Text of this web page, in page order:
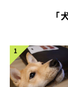
ンの効いた室内
や、室温と外気
下。その状態で秋
まうのです。
「